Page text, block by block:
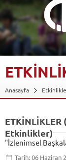
Anasayfa
Etkinlikler)
"İzlenimsel
Tarih: 06 Haziran